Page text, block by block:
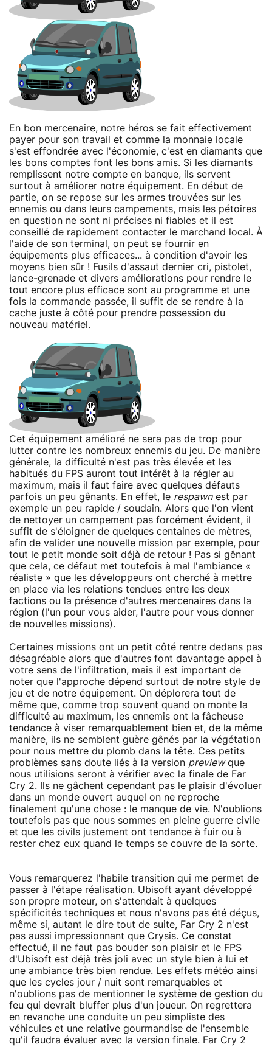
En bon mercenaire, notre héros se fait effectivement
payer pour son travail et comme la monnaie locale
s'est effondrée avec l'économie, c'est en diamants que
les bons comptes font les bons amis. Si les diamants
remplissent notre compte en banque, ils servent
surtout à améliorer notre équipement. En début de
partie, on se repose sur les armes trouvées sur les
ennemis ou dans leurs campements, mais les pétoires
en question ne sont ni précises ni fiables et il est
conseillé de rapidement contacter le marchand local. À
l'aide de son terminal, on peut se fournir en
équipements plus efficaces... à condition d'avoir les
moyens bien sûr ! Fusils d'assaut dernier cri, pistolet,
lance-grenade et divers améliorations pour rendre le
tout encore plus efficace sont au programme et une
fois la commande passée, il suffit de se rendre à la
cache juste à côté pour prendre possession du
nouveau matériel.
Cet équipement amélioré ne sera pas de trop pour
lutter contre les nombreux ennemis du jeu. De manière
générale, la difficulté n'est pas très élevée et les
habitués du FPS auront tout intérêt à la régler au
maximum, mais il faut faire avec quelques défauts
parfois un peu gênants. En effet, le respawnest par
exemple un peu rapide / soudain. Alors que l'on vient
de nettoyer un campement pas forcément évident, il
suffit de s'éloigner de quelques centaines de mètres,
afin de valider une nouvelle mission par exemple, pour
tout le petit monde soit déjà de retour ! Pas si gênant
que cela, ce défaut met toutefois à mal l'ambiance «
réaliste » que les développeurs ont cherché à mettre
en place via les relations tendues entre les deux
factions ou la présence d'autres mercenaires dans la
région (l'un pour vous aider, l'autre pour vous donner
de nouvelles missions).
Certaines missions ont un petit côté rentre dedans pas
désagréable alors que d'autres font davantage appel à
votre sens de l'infiltration, mais il est important de
noter que l'approche dépend surtout de notre style de
jeu et de notre équipement. On déplorera tout de
même que, comme trop souvent quand on monte la
difficulté au maximum, les ennemis ont la fâcheuse
tendance à viser remarquablement bien et, de la même
manière, ils ne semblent guère gênés par la végétation
pour nous mettre du plomb dans la tête. Ces petits
problèmes sans doute liés à la version previewque
nous utilisions seront à vérifier avec la finale de Far
Cry 2. Ils ne gâchent cependant pas le plaisir d'évoluer
dans un monde ouvert auquel on ne reproche
finalement qu'une chose : le manque de vie. N'oublions
toutefois pas que nous sommes en pleine guerre civile
et que les civils justement ont tendance à fuir ou à
rester chez eux quand le temps se couvre de la sorte.
Vous remarquerez l'habile transition qui me permet de
passer à l'étape réalisation. Ubisoft ayant développé
son propre moteur, on s'attendait à quelques
spécificités techniques et nous n'avons pas été déçus,
même si, autant le dire tout de suite, Far Cry 2 n'est
pas aussi impressionnant que Crysis. Ce constat
effectué, il ne faut pas bouder son plaisir et le FPS
d'Ubisoft est déjà très joli avec un style bien à lui et
une ambiance très bien rendue. Les effets météo ainsi
que les cycles jour / nuit sont remarquables et
n'oublions pas de mentionner le système de gestion du
feu qui devrait bluffer plus d'un joueur. On regrettera
en revanche une conduite un peu simpliste des
véhicules et une relative gourmandise de l'ensemble
qu'il faudra évaluer avec la version finale. Far Cry 2